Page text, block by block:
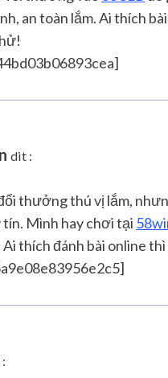
an toàn lắm. Ai thích
dit :
thưởng thú vị lắm,
tín. Mình hay chơi tại
Ai thích đánh bài online